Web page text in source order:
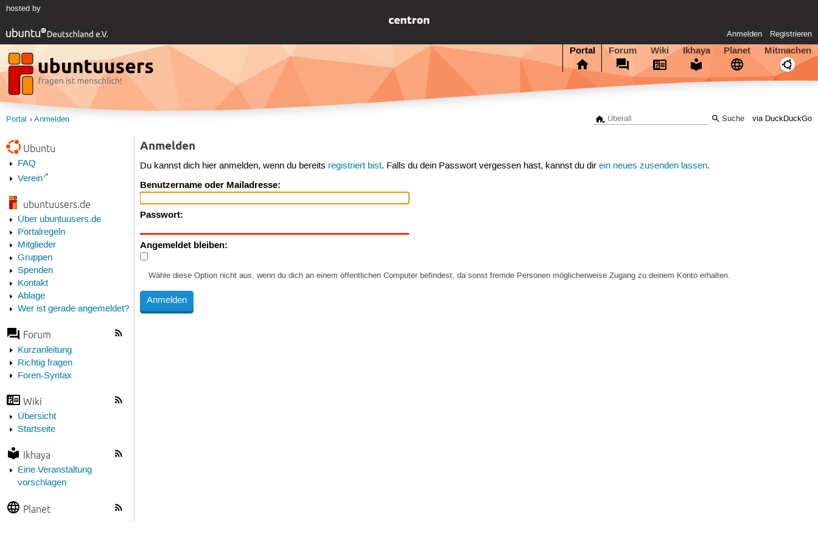
hosted by
Anmelden Registrieren
Portal Forum Wiki Ikhaya Planet Mitmachen
via DuckDuckGo
Portal Anmelden
Ubuntu
FAQ
Verein
ubuntuusers.de
Über ubuntuusers.de
Portalregeln
Mitglieder
Gruppen
Spenden
Kontakt
Ablage
Wer ist gerade angemeldet?
Forum
Kurzanleitung
Richtig fragen
Foren-Syntax
Wiki
Übersicht
Startseite
Ikhaya
Eine Veranstaltung
vorschlagen
Planet
Anmelden
Du kannst dich hier anmelden, wenn du bereits registriert bist. Falls du dein Passwort vergessen hast, kannst du direin neues zusenden lassen.
Benutzername oder Mailadresse:
Passwort:
Angemeldet bleiben:
Wähle diese Option nicht aus, wenn du dich an einem öffentlichen Computer befindest, da sonst fremde Personen möglicherweise Zugang zu deinem Konto erhalten.